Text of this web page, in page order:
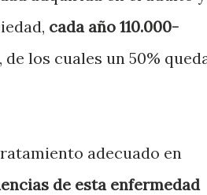
cada año 110.000-
, de los cuales un 50%
adecuado en
de esta enfermedad